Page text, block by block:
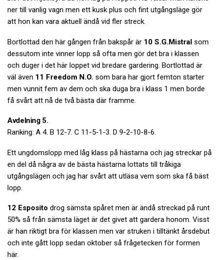
ner till vanlig vagn men ett kusk plus och fint utgångsläge gör
att hon kan vara aktuell ändå vid fler streck.
Bortlottad den här gången från bakspår är 10 S.G.Mistral som
dessutom inte vinner lopp så ofta men gör det bra i klassen
och duger i det här loppet vid bredare gardering. Bortlottad är
väl även 11 Freedom N.O. som bara har gjort femton starter
men vunnit fem av dem och ska duga bra i klass 1 men borde
få svårt att nå de två bästa där framme.
Avdelning 5.
Ranking: A 4. B 12-7. C 11-5-1-3. D 9-2-10-8-6.
Ett ungdomslopp med låg klass på hästarna och jag streckar på
en del då några av de bästa hästarna lottats till tråkiga
utgångslägen och jag har svårt att utläsa vem som ska få bäst
lopp.
12 Esposito drog sämsta spåret men är ändå streckad på runt
50% så från sämsta läget är det givet att gardera honom. Visst
är han riktigt bra för klassen men var struken i tilltänkt årsdebut
och inte gått lopp sedan oktober så frågetecken för formen
här.